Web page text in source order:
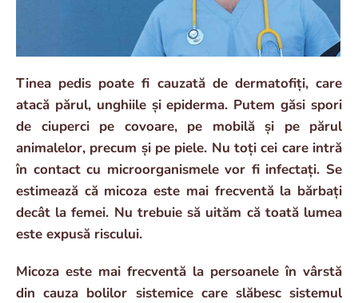
Tinea pedis poate fi cauzată de dermatofiți, care
atacă părul, unghiile și epiderma. Putem găsi spori
de ciuperci pe covoare, pe mobilă și pe părul
animalelor, precum și pe piele. Nu toți cei care intră
în contact cu microorganismele vor fi infectați. Se
estimează că micoza este mai frecventă la bărbați
decât la femei. Nu trebuie să uităm că toată lumea
este expusă riscului.
Micoza este mai frecventă la persoanele în vârstă
din cauza bolilor sistemice care slăbesc sistemul